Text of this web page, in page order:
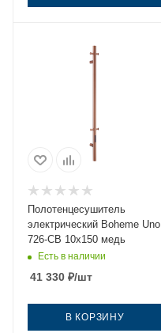
Полотенцесушитель
электрический Boheme Uno
726-CB 10х150 медь
Есть в наличии
41 330 ₽/шт
В КОРЗИНУ